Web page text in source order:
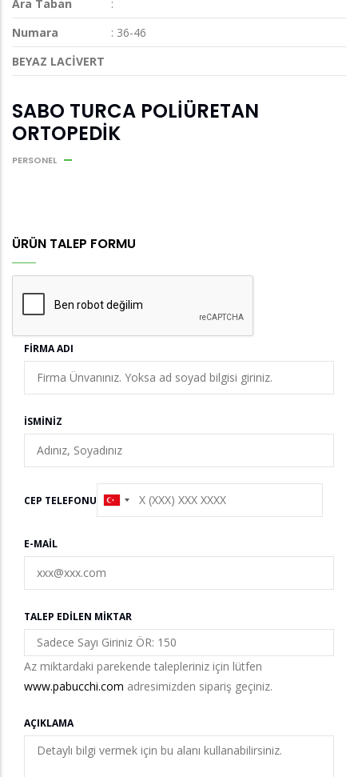
Ara Taban
:
Numara
: 36-46
BEYAZ LACİVERT
SABO TURCA POLİÜRETAN
ORTOPEDİK
PERSONEL
ÜRÜN TALEP FORMU
FIRMA ADI
İSMINIZ
CEP TELEFONU
E-MAIL
TALEP EDILEN MIKTAR
Az miktardaki parekende talepleriniz için lütfen
www.pabucchi.com adresimizden sipariş geçiniz.
AÇIKLAMA